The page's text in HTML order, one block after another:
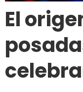
El